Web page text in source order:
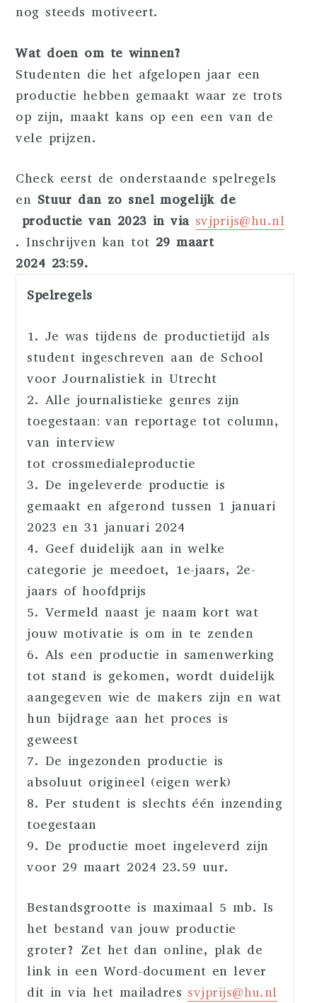
nog steeds motiveert.
Wat doen om te winnen?
Studenten die het afgelopen jaar een
productie hebben gemaakt waar ze trots
op zijn, maakt kans op een een van de
vele prijzen.
Check eerst de onderstaande spelregels
en Stuur dan zo snel mogelijk de
productie van 2023 in via svjprijs@hu.nl
. Inschrijven kan tot 29 maart
2024 23:59.
Spelregels
1. Je was tijdens de productietijd als
student ingeschreven aan de School
voor Journalistiek in Utrecht
2. Alle journalistieke genres zijn
toegestaan: van reportage tot column,
van interview
tot crossmedialeproductie
3. De ingeleverde productie is
gemaakt en afgerond tussen 1 januari
2023 en 31 januari 2024
4. Geef duidelijk aan in welke
categorie je meedoet, 1e-jaars, 2e-
jaars of hoofdprijs
5. Vermeld naast je naam kort wat
jouw motivatie is om in te zenden
6. Als een productie in samenwerking
tot stand is gekomen, wordt duidelijk
aangegeven wie de makers zijn en wat
hun bijdrage aan het proces is
geweest
7. De ingezonden productie is
absoluut origineel (eigen werk)
8. Per student is slechts één inzending
toegestaan
9. De productie moet ingeleverd zijn
voor 29 maart 2024 23.59 uur.
Bestandsgrootte is maximaal 5 mb. Is
het bestand van jouw productie
groter? Zet het dan online, plak de
link in een Word-document en lever
dit in via het mailadres svjprijs@hu.nl